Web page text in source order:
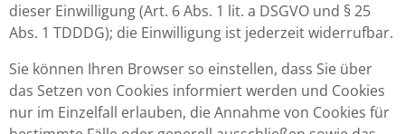
dieser Einwilligung (Art. 6 Abs. 1 lit. a DSGVO und § 25
Abs. 1 TDDDG); die Einwilligung ist jederzeit widerrufbar.
Sie können Ihren Browser so einstellen, dass Sie über
das Setzen von Cookies informiert werden und Cookies
nur im Einzelfall erlauben, die Annahme von Cookies für